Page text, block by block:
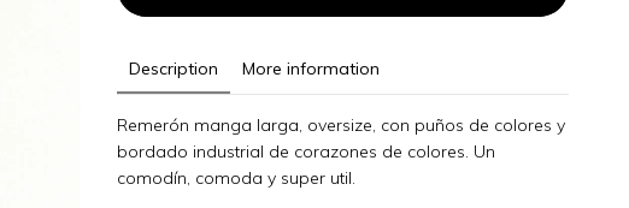
Description More information
Remerón manga larga, oversize, con puños de colores y
bordado industrial de corazones de colores. Un
comodín, comoda y super util.